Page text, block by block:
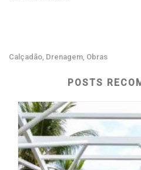
Calçadão, Drenagem, Obras
POSTS